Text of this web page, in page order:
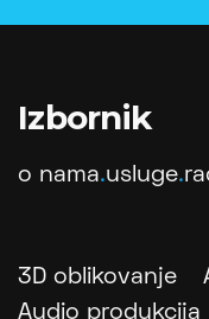
Izbornik
o nama.usluge.
3D oblikovanje
Audio produkcija